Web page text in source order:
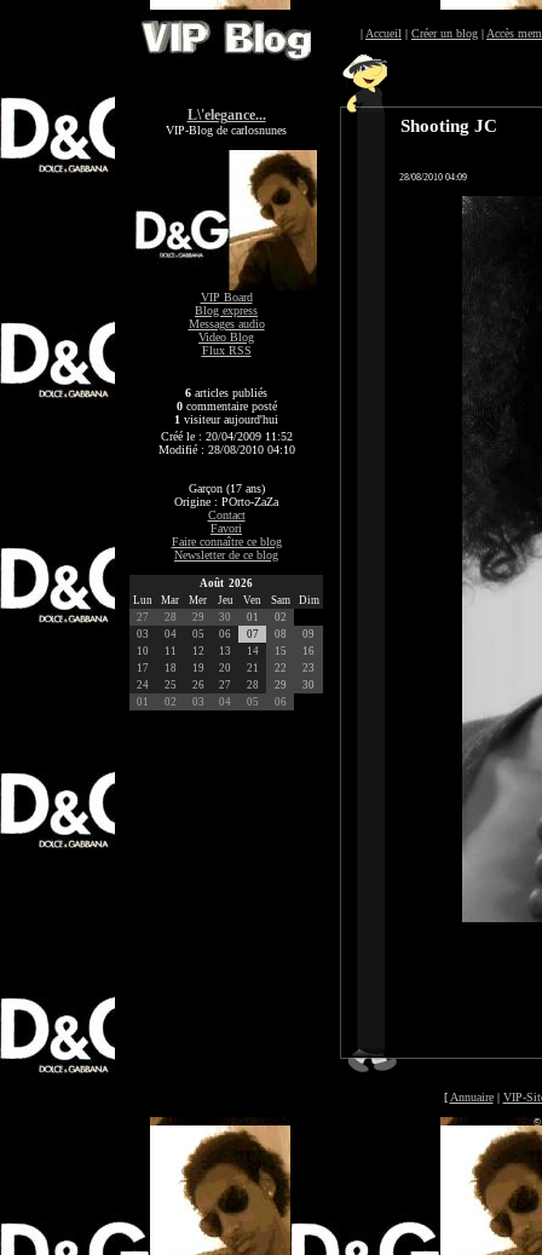
L\'elegance...
VIP-Blog de carlosnunes
VIP Board
Blog express
Messages audio
Video Blog
Flux RSS
6 articles publiés
0commentaire posté
1 visiteur aujourd'hui
Créé le : 20/04/2009 11:52
Modifié : 28/08/2010 04:10
Garçon (17 ans)
Origine : POrto-ZaZa
Contact
Favori
Faire connaître ce blog
Newsletter de ce blog
Août 2026
Lun
Mar Mer Jeu Ven Sam
Dim
27
28 29 30 01
02
03
04 05 06 07 08
09
10
11 12 13 14 15
16
17
18 19 20 21 22
23
24
25 26 27 28 29
30
01
02 03 04 05 06
| Accueil | Créer un blog | Accès
Shooting JC
28/08/2010 04:09
[ Annuaire| VIP-
©